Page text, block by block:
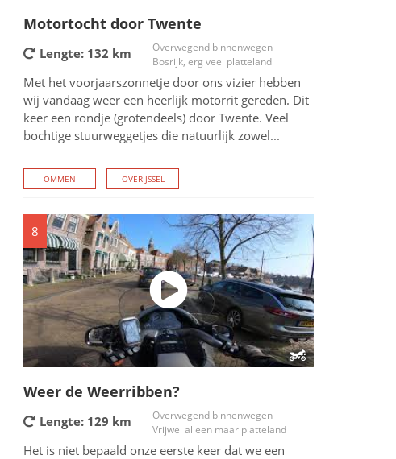
Motortocht door Twente
Lengte: 132 km
Overwegend binnenwegen
Bosrijk, erg veel platteland
Met het voorjaarszonnetje door ons vizier hebben
wij vandaag weer een heerlijk motorrit gereden. Dit
keer een rondje (grotendeels) door Twente. Veel
bochtige stuurweggetjes die natuurlijk zowel...
OMMEN OVERIJSSEL
8
Weer de Weerribben?
Lengte: 129 km
Overwegend binnenwegen
Vrijwel alleen maar platteland
Het is niet bepaald onze eerste keer dat we een